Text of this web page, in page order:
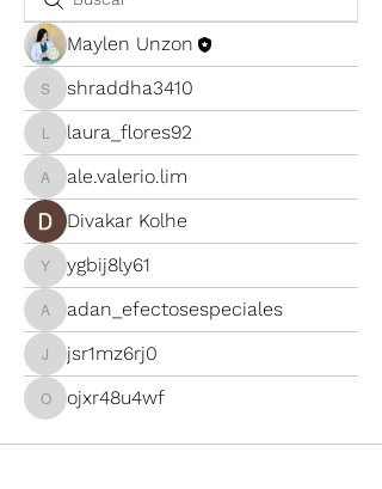
Maylen Unzon
shraddha3410
shraddha3410
laura_flores92
laura_flores92
ale.valerio.lim
ale.valerio.lim
Divakar Kolhe
ygbij8ly61
ygbij8ly61
adan_efectosespeciales
adan_efectosespeciales
jsr1mz6rj0
jsr1mz6rj0
ojxr48u4wf
ojxr48u4wf